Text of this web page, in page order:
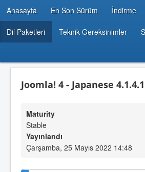
GELIŞTIRICI KAYNAKLARI
Anasayfa En Son Sürüm İndirme
Dil Paketleri Teknik Gereksinimler
Joomla! 4 - Japanese 4.1.4.1
Maturity
Stable
Yayınlandı
Çarşamba, 25 Mayıs 2022 14:48